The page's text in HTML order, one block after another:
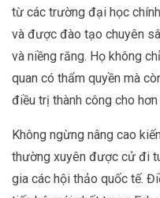
từ các trường đại học
và được đào tạo chuyên
và niềng răng. Họ không
quan có thẩm quyền mà
điều trị thành công cho hơn
Không ngừng nâng cao
thường xuyên được cử đi
gia các hội thảo quốc tế.